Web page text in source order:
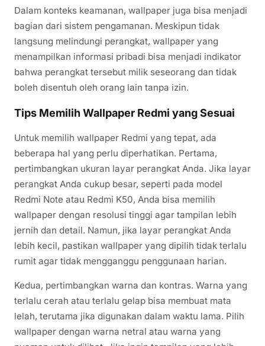
Dalam konteks keamanan, wallpaper juga bisa menjadi
bagian dari sistem pengamanan. Meskipun tidak
langsung melindungi perangkat, wallpaper yang
menampilkan informasi pribadi bisa menjadi indikator
bahwa perangkat tersebut milik seseorang dan tidak
boleh disentuh oleh orang lain tanpa izin.
Tips Memilih Wallpaper Redmi yang Sesuai
Untuk memilih wallpaper Redmi yang tepat, ada
beberapa hal yang perlu diperhatikan. Pertama,
pertimbangkan ukuran layar perangkat Anda. Jika layar
perangkat Anda cukup besar, seperti pada model
Redmi Note atau Redmi K50, Anda bisa memilih
wallpaper dengan resolusi tinggi agar tampilan lebih
jernih dan detail. Namun, jika layar perangkat Anda
lebih kecil, pastikan wallpaper yang dipilih tidak terlalu
rumit agar tidak mengganggu penggunaan harian.
Kedua, pertimbangkan warna dan kontras. Warna yang
terlalu cerah atau terlalu gelap bisa membuat mata
lelah, terutama jika digunakan dalam waktu lama. Pilih
wallpaper dengan warna netral atau warna yang